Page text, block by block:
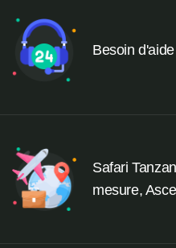
Besoin
Safari
mesure,